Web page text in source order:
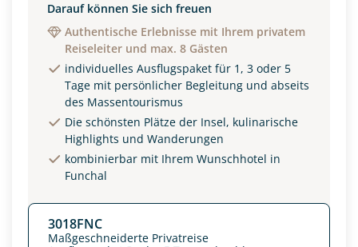
Darauf können Sie sich freuen
Authentische Erlebnisse mit Ihrem privatem
Reiseleiter und max. 8 Gästen
individuelles Ausflugspaket für 1, 3 oder 5
Tage mit persönlicher Begleitung und abseits
des Massentourismus
Die schönsten Plätze der Insel, kulinarische
Highlights und Wanderungen
kombinierbar mit Ihrem Wunschhotel in
Funchal
3018FNC
Maßgeschneiderte Privatreise
Unterkunft
EZ Familienzimmer
Reisebeginn
Option 1 Option 2